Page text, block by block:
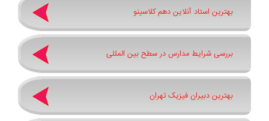
بهترین استاد آنلاین دهم کلاسینو
بررسی شرایط مدارس در سطح بین المللی
بهترین دبیران فیزیک تهران